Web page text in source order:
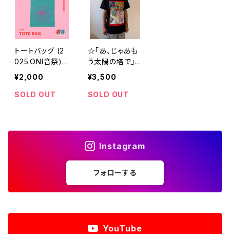
トートバッグ (2
025.ONI音祭)
水色
¥2,000
SOLD OUT
☆「あ、じゃあも
う太陽の塔で」T
シャツ 黒
¥3,500
SOLD OUT
Instagram
フォローする
YouTube